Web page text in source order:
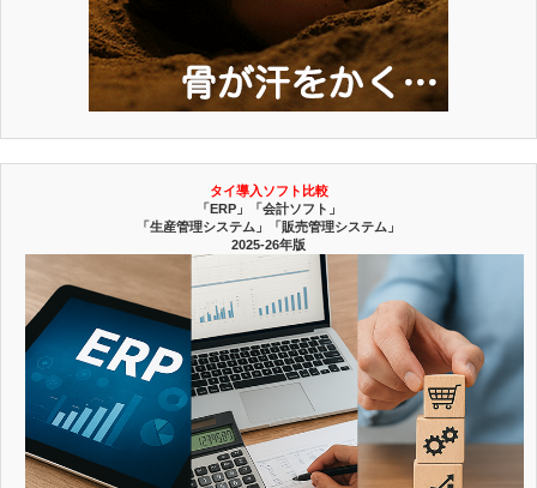
タイ導入ソフト比較
「ERP」「会計ソフト」
「生産管理システム」「販売管理システム」
2025-26年版